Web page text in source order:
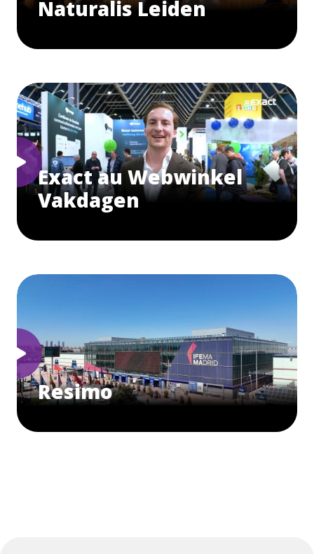
Naturalis Leiden
Exact au Webwinkel
Vakdagen
Resimo